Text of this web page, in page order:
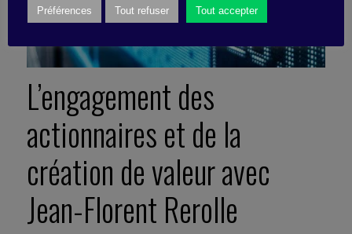
L’engagement des
actionnaires et de la
création de valeur avec
Jean-Florent Rerolle
Préférences Tout refuser Tout accepter